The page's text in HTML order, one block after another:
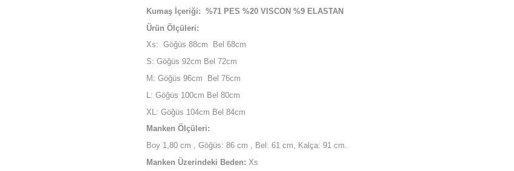
Kumaş İçeriği: %71 PES %20 VISCON %9 ELASTAN
Ürün Ölçüleri:
Xs: Göğüs 88cm Bel 68cm
S: Göğüs 92cm Bel 72cm
M: Göğüs 96cm Bel 76cm
L: Göğüs 100cm Bel 80cm
XL: Göğüs 104cm Bel 84cm
Manken Ölçüleri:
Boy 1,80 cm , Göğüs: 86 cm , Bel: 61 cm, Kalça: 91 cm.
Manken Üzerindeki Beden: Xs